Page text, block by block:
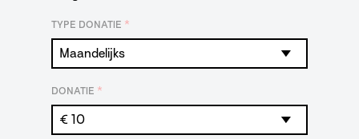
TYPE DONATIE *
DONATIE *